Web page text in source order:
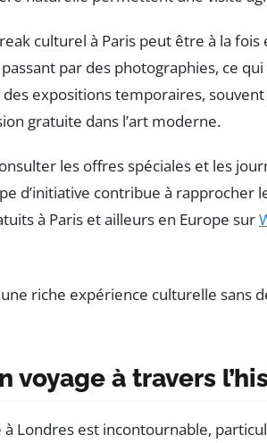
culturel à Paris peut être à la
par des photographies, ce
expositions temporaires,
gratuite dans l’art moderne.
les offres spéciales et les
d’initiative contribue à
à Paris et ailleurs en Europe sur
à travers
à Londres est incontournable,